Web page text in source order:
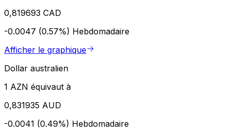
0,819693 CAD
-0.0047 (0.57%) Hebdomadaire
Afficher le graphique
Dollar australien
1 AZN équivaut à
0,831935 AUD
-0.0041 (0.49%) Hebdomadaire